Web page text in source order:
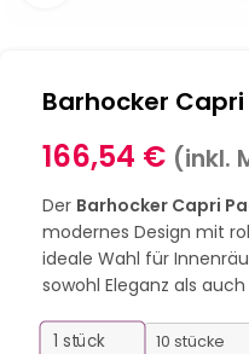
Barhocker Capri
166,54 € (inkl.
Der Barhocker Capri
modernes Design mit
ideale Wahl für
sowohl Eleganz als
1 stück 10 stücke